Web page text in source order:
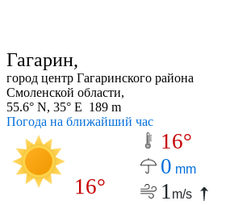
Гагарин,
город центр Гагаринского района
Смоленской области,
55.6° N, 35° E 189 m
Погода на ближайший час
16°
16°
0 mm
1m/s